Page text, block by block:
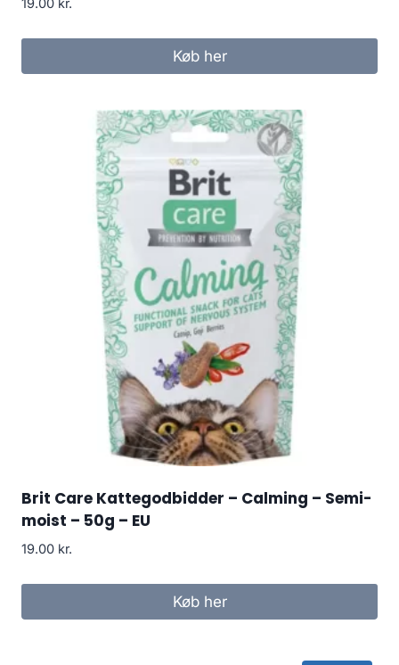
19.00 kr.
Køb her
Brit Care Kattegodbidder – Calming – Semi-
moist – 50g – EU
19.00 kr.
Køb her